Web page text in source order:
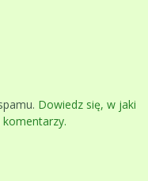
Dowiedz się, w jaki